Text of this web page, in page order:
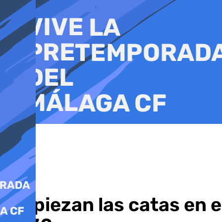
al
contenido
Empiezan las catas en